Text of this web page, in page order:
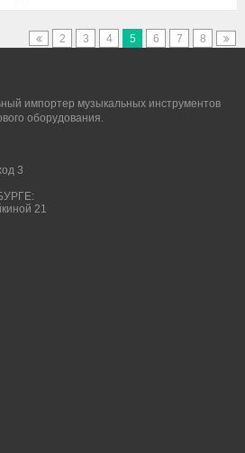
2 3 4 5 6 7 8
импортер музыкальных инструментов
оборудования.
3
21